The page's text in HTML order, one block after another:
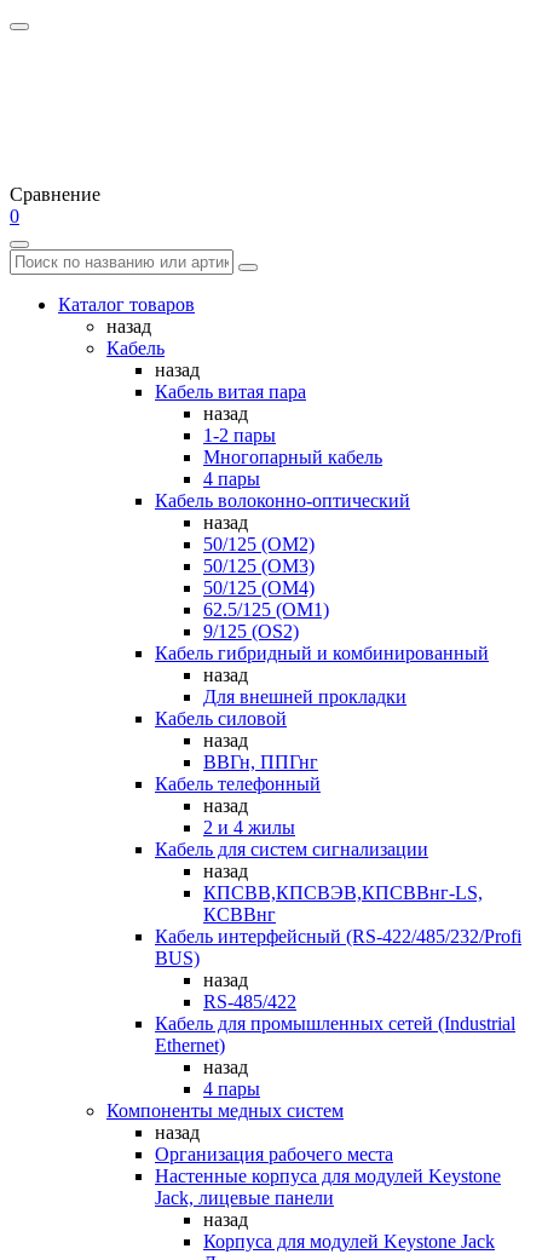
Сравнение
0
Каталог товаров
назад
Кабель
назад
Кабель витая пара
назад
1-2 пары
Многопарный кабель
4 пары
Кабель волоконно-оптический
назад
50/125 (OM2)
50/125 (OM3)
50/125 (OM4)
62.5/125 (OM1)
9/125 (OS2)
Кабель гибридный и комбинированный
назад
Для внешней прокладки
Кабель силовой
назад
ВВГн, ППГнг
Кабель телефонный
назад
2 и 4 жилы
Кабель для систем сигнализации
назад
КПСВВ,КПСВЭВ,КПСВВнг-LS,
КСВВнг
Кабель интерфейсный (RS-422/485/232/Profi
BUS)
назад
RS-485/422
Кабель для промышленных сетей (Industrial
Ethernet)
назад
4 пары
Компоненты медных систем
назад
Организация рабочего места
Настенные корпуса для модулей Keystone
Jack, лицевые панели
назад
Корпуса для модулей Keystone Jack